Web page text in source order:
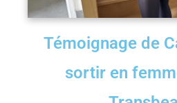
Témoignage de
sortir en